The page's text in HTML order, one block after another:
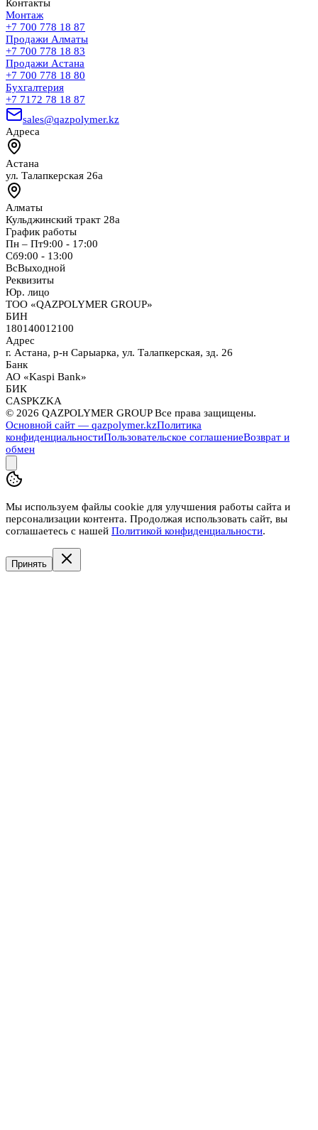
Контакты
Монтаж
+7 700 778 18 87
Продажи Алматы
+7 700 778 18 83
Продажи Астана
+7 700 778 18 80
Бухгалтерия
+7 7172 78 18 87
sales@qazpolymer.kz
Адреса
Астана
ул. Талапкерская 26а
Алматы
Кульджинский тракт 28а
График работы
Пн – Пт9:00 - 17:00
Сб9:00 - 13:00
ВсВыходной
Реквизиты
Юр. лицо
ТОО «QAZPOLYMER GROUP»
БИН
180140012100
Адрес
г. Астана, р-н Сарыарка, ул. Талапкерская, зд. 26
Банк
АО «Kaspi Bank»
БИК
CASPKZKA
© 2026 QAZPOLYMER GROUP Все права защищены.
Основной сайт — qazpolymer.kzПолитика
конфиденциальностиПользовательское соглашениеВозврат и
обмен
Мы используем файлы cookie для улучшения работы сайта и
персонализации контента. Продолжая использовать сайт, вы
соглашаетесь с нашей Политикой конфиденциальности.
Принять